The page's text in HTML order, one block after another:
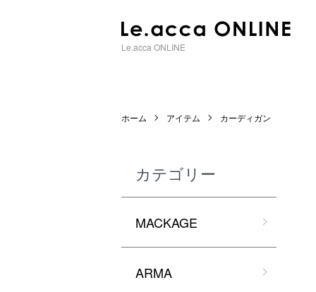
Le.acca ONLINE
ホーム アイテム カーディガン
カテゴリー
MACKAGE
ARMA